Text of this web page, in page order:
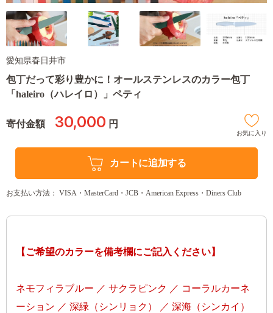
愛知県春日井市
包丁だって彩り豊かに！オールステンレスのカラー包丁
「haleiro（ハレイロ）」ペティ
寄付金額 30,000 円
お気に入り
カートに追加する
お支払い方法： VISA・MasterCard・JCB・American Express・Diners Club
【ご希望のカラーを備考欄にご記入ください】
ネモフィラブルー ／ サクラピンク ／ コーラルカーネ
ーション ／ 深緑（シンリョク） ／ 深海（シンカイ）